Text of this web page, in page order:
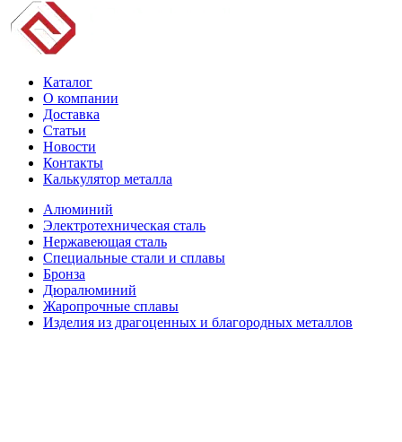
Каталог
О компании
Доставка
Статьи
Новости
Контакты
Калькулятор металла
Алюминий
Электротехническая сталь
Нержавеющая сталь
Специальные стали и сплавы
Бронза
Дюралюминий
Жаропрочные сплавы
Изделия из драгоценных и благородных металлов